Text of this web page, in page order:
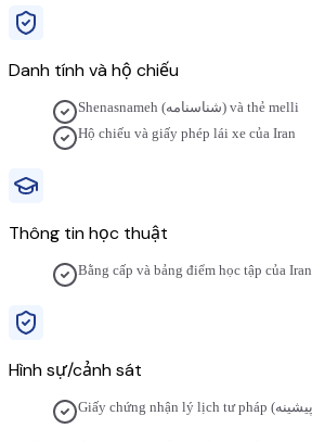
Danh tính và hộ chiếu
Shenasnameh (شناسنامه) và thẻ melli
Hộ chiếu và giấy phép lái xe của Iran
Thông tin học thuật
Bằng cấp và bảng điểm học tập của Iran
Hình sự/cảnh sát